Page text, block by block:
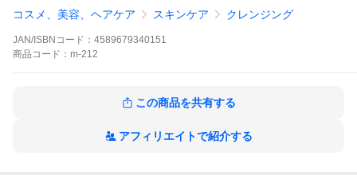
アミノ酸などうるおい成分をたっぷりと配合し、クレンジングで
ありながら洗い上りからまるで化粧水後のようなもっちり肌を体
コスメ、美容、ヘアケア スキンケア クレンジング
JAN/ISBNコード： 4589679340151
商品 コード： m-212
この商品を共有する
アフィリエイトで紹介する